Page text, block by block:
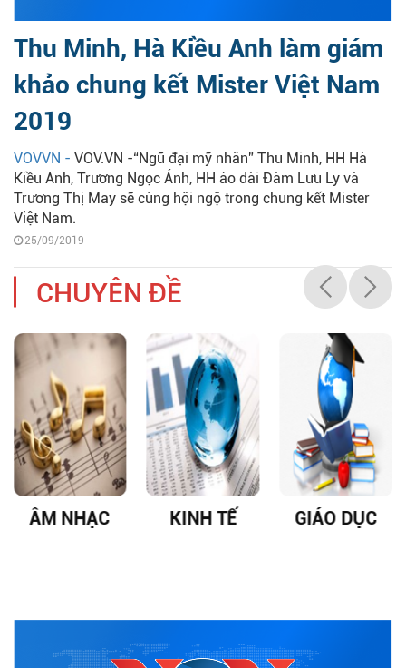
Thu Minh, Hà Kiều Anh làm giám
khảo chung kết Mister Việt Nam
2019
VOVVN - VOV.VN -“Ngũ đại mỹ nhân” Thu Minh, HH Hà
Kiều Anh, Trương Ngọc Ánh, HH áo dài Đàm Lưu Ly và
Trương Thị May sẽ cùng hội ngộ trong chung kết Mister
Việt Nam.
25/09/2019
CHUYÊN ĐỀ
ÂM NHẠC KINH TẾ GIÁO DỤC